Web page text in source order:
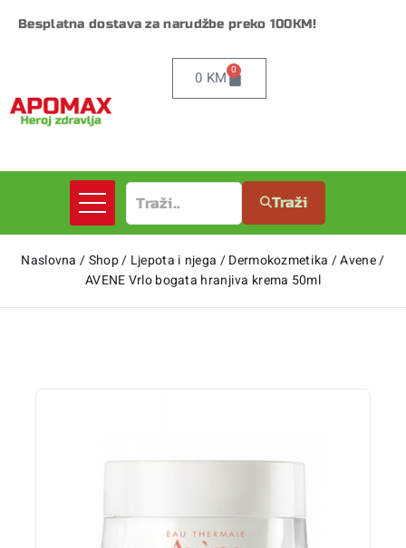
Besplatna dostava za narudžbe preko 100KM!
0 KM 0
Traži
Naslovna /Shop/ Ljepota i njega /Dermokozmetika /Avene/
AVENE Vrlo bogata hranjiva krema 50ml